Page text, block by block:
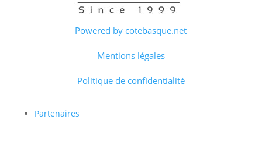
Powered by cotebasque.net
Mentions légales
Politique de confidentialité
Partenaires